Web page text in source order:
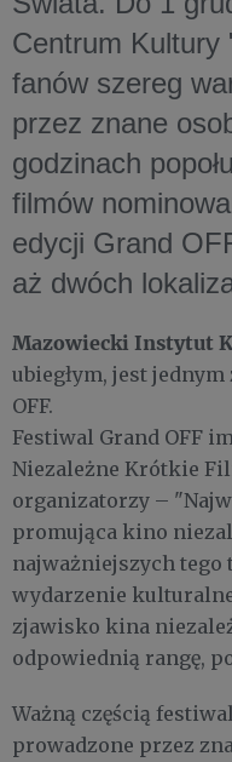
Centrum Kultury
fanów szereg
przez znane
godzinach
filmów
edycji Grand
aż dwóch
Mazowiecki Instytut
ubiegłym, jest
OFF.
Festiwal Grand OFF
Niezależne Krótkie
organizatorzy –
promująca kino
najważniejszych tego
wydarzenie
zjawisko kina
odpowiednią rangę,
Ważną częścią
prowadzone przez